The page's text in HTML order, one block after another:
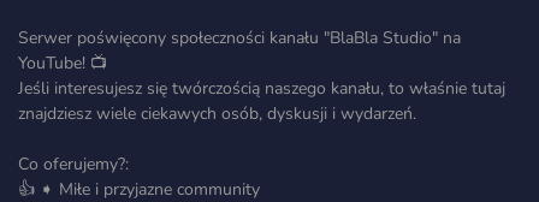
Serwer poświęcony społeczności kanału "BlaBla Studio" na
YouTube! 📺
Jeśli interesujesz się twórczością naszego kanału, to właśnie tutaj
znajdziesz wiele ciekawych osób, dyskusji i wydarzeń.
Co oferujemy?:
👍 ➧ Miłe i przyjazne community